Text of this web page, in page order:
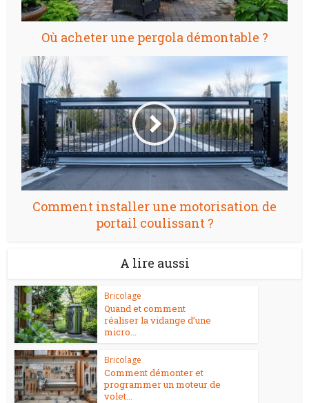
Où acheter une pergola démontable ?
Comment installer une motorisation de
portail coulissant ?
A lire aussi
Bricolage
Quand et comment
réaliser la vidange d’une
micro...
Bricolage
Comment démonter et
programmer un moteur de
volet...